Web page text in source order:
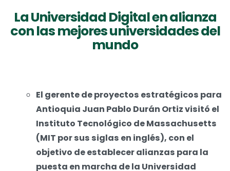
La Universidad Digital en alianza
con las mejores universidades del
mundo
El gerente de proyectos estratégicos para
Antioquia Juan Pablo Durán Ortiz visitó el
Instituto Tecnológico de Massachusetts
(MIT por sus siglas en inglés), con el
objetivo de establecer alianzas para la
puesta en marcha de la Universidad